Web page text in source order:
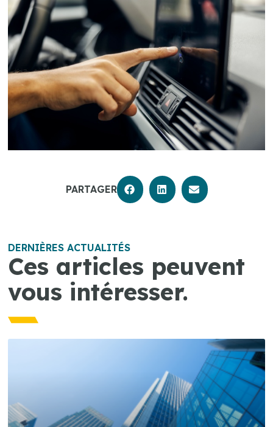
PARTAGER
DERNIÈRES ACTUALITÉS
Ces articles peuvent
vous intéresser.